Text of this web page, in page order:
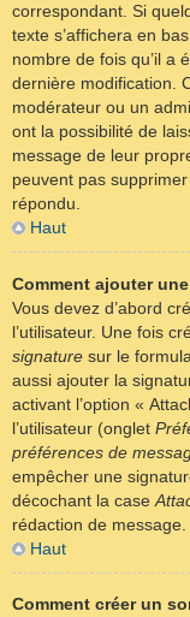
correspondant. Si
texte s’affichera en
nombre de fois qu’il a
dernière modification.
modérateur ou un
ont la possibilité de
message de leur
peuvent pas
répondu.
Haut
Comment ajouter
Vous devez d’abord
l’utilisateur. Une fois
signature sur le
aussi ajouter la
activant l’option «
l’utilisateur (onglet
préférences de
empêcher une
décochant la case
rédaction de message.
Haut
Comment créer un